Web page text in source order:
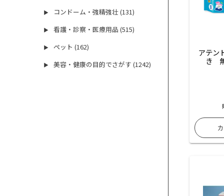
▶ コンドーム・強精強壮 (131)
▶ 看護・診察・医療用品 (515)
▶ ペット (162)
▶ 美容・健康の目的でさがす (1242)
アテン
き　